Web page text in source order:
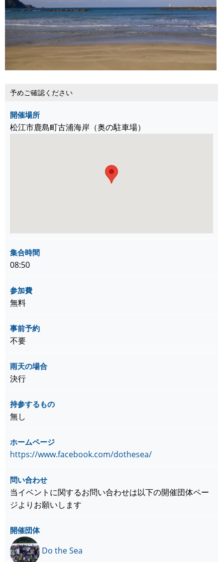
予めご確認ください
開催場所
松江市鹿島町古浦海岸（奥の駐車場）
集合時間
08:50
参加費
無料
事前予約
不要
雨天の場合
決行
持参するもの
無し
ホームページ
https://www.facebook.com/dothesea/
問い合わせ
当イベントに関するお問い合わせは以下の開催団体ペー
ジよりお願いします
開催団体
Do the Sea